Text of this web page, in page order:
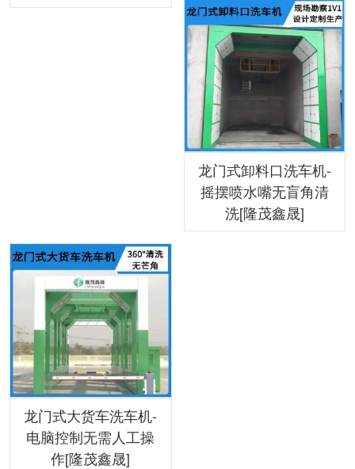
龙门式卸料口洗车机-
摇摆喷水嘴无盲角清
洗[隆茂鑫晟]
龙门式大货车洗车机-
电脑控制无需人工操
作[隆茂鑫晟]